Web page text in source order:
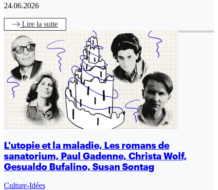
24.06.2026
Lire la suite
L'utopie et la maladie, Les romans de
sanatorium, Paul Gadenne, Christa Wolf,
Gesualdo Bufalino, Susan Sontag
Culture-Idées